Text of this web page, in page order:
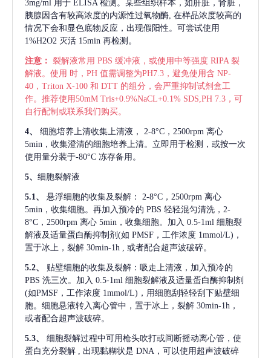
3mg/ml 用于 ELISA 检测。某些组织样本，如肝脏，肾脏，
胰腺因含有较高浓度的内源性过氧物酶, 在样品浓度较高的
情况下会和显色底物反应，出现假阳性。可尝试使用
1%H2O2 灭活 15min 再检测。
注意： 裂解液常用 PBS 缓冲液，或使用中等强度 RIPA 裂
解液。使用 时，PH 值需调整为PH7.3，避免使用含 NP-
40，Triton X-100 和 DTT 的组分，会严重抑制试剂盒工
作。推荐使用50mM Tris+0.9%NaCL+0.1% SDS,PH 7.3，可
自行配制或联系我们购买。
4、 细胞培养上清收集上清液，
2-8°C，2500rpm 离心
5min，收集澄清的细胞培养上清。立即用于检测，或按一次
使用量分装于-80°C 冻存备用。
5、 细胞裂解液
5.1、 悬浮细胞的收集及裂解：
2-8°C，2500rpm 离心
5min，收集细胞。再加入预冷的 PBS 轻轻混匀清洗，2-
8°C，2500rpm 离心 5min，收集细胞。加入 0.5-1ml 细胞裂
解液及适量蛋白酶抑制剂(如 PMSF，工作浓度 1mmol/L)，
置于冰上，裂解 30min-1h , 或者配合超声波破碎。
5.2、
贴壁细胞的收集及裂解：吸走上清液，加入预冷的
PBS 洗三次。加入 0.5-1ml 细胞裂解液及适量蛋白酶抑制剂
(如PMSF，工作浓度 1mmol/L)，用细胞刮轻轻刮下贴壁细
胞。细胞悬液转入离心管中，置于冰上，裂解 30min-1h，
或者配合超声波破碎。
5.3、
细胞裂解过程中可用枪头吹打或间断摇动离心管，使
蛋白充分裂解
, 出现黏糊状是 DNA，可以使用超声波破碎